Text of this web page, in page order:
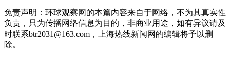
免责声明：环球观察网的本篇内容来自于网络，不为其真实性
负责，只为传播网络信息为目的，非商业用途，如有异议请及
时联系btr2031@163.com，上海热线新闻网的编辑将予以删
除。